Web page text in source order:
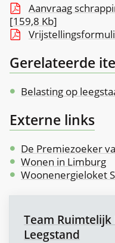
Aanvraag
159,8 Kb
Gerelateerde
Belasting op
Externe links
De Premiezoeker
Wonen in Limburg
Woonenergieloket
Contact
Team
Leegstand